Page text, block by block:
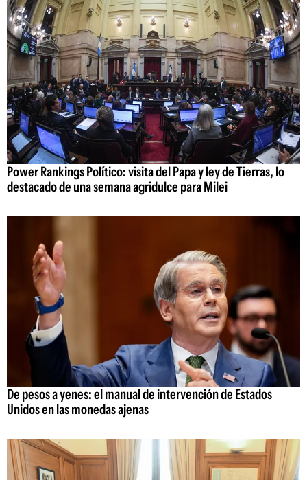
Power Rankings Político: visita del Papa y ley de Tierras, lo
destacado de una semana agridulce para Milei
De pesos a yenes: el manual de intervención de Estados
Unidos en las monedas ajenas